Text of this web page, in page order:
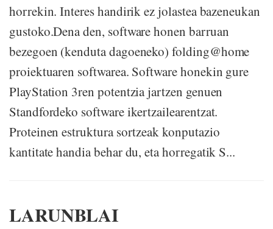
horrekin. Interes handirik ez jolastea bazeneukan
gustoko.Dena den, software honen barruan
bezegoen (kenduta dagoeneko) folding@home
proiektuaren softwarea. Software honekin gure
PlayStation 3ren potentzia jartzen genuen
Standfordeko software ikertzailearentzat.
Proteinen estruktura sortzeak konputazio
kantitate handia behar du, eta horregatik S...
LARUNBLAI